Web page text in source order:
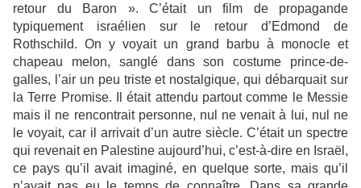
retour du Baron ». C’était un film de propagande
typiquement israélien sur le retour d’Edmond de
Rothschild. On y voyait un grand barbu à monocle et
chapeau melon, sanglé dans son costume prince-de-
galles, l’air un peu triste et nostalgique, qui débarquait sur
la Terre Promise. Il était attendu partout comme le Messie
mais il ne rencontrait personne, nul ne venait à lui, nul ne
le voyait, car il arrivait d’un autre siècle. C’était un spectre
qui revenait en Palestine aujourd’hui, c’est-à-dire en Israël,
ce pays qu’il avait imaginé, en quelque sorte, mais qu’il